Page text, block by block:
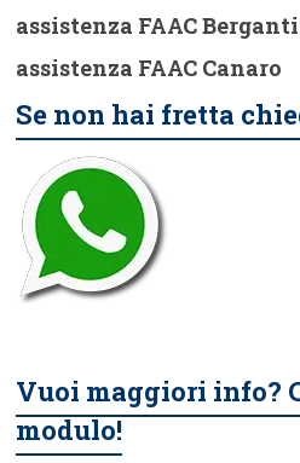
assistenza FAAC
assistenza FAAC Canaro
Se non hai fretta
Vuoi maggiori info?
modulo!